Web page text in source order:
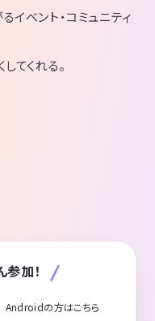
イベント・コミュニティ
てくれる。
加！
Androidの方はこちら